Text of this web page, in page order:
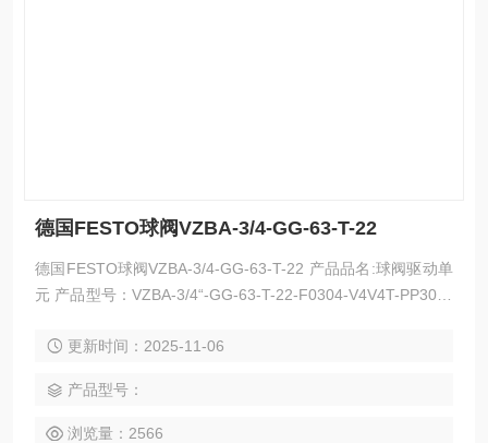
德国FESTO球阀VZBA-3/4-GG-63-T-22
德国FESTO球阀VZBA-3/4-GG-63-T-22 产品品名:球阀驱动单
元 产品型号：VZBA-3/4“-GG-63-T-22-F0304-V4V4T-PP30-R
更新时间：2025-11-06
产品型号：
浏览量：2566